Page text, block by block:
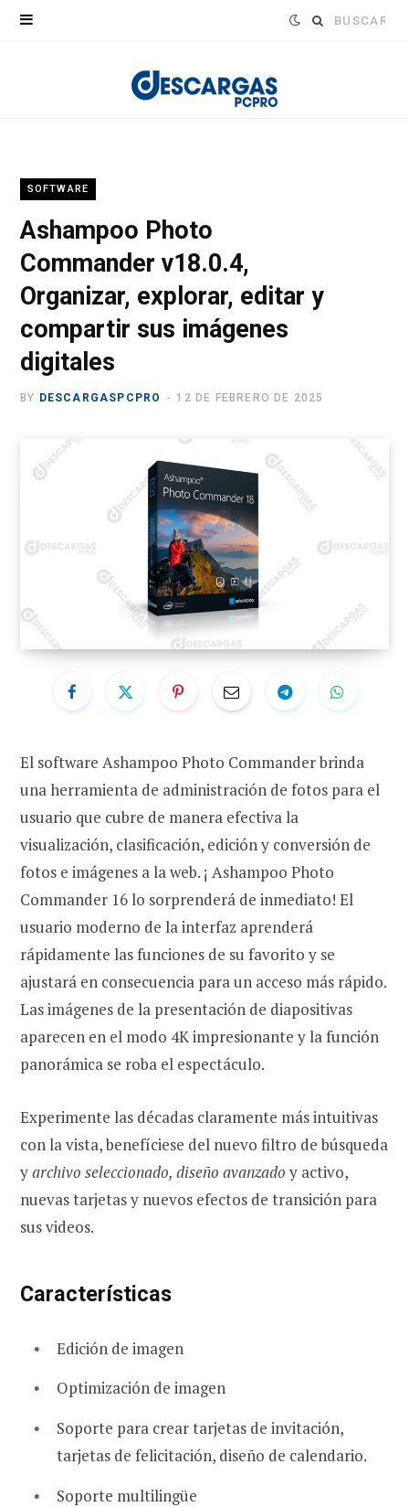
Buscar:
SOFTWARE
Ashampoo Photo
Commander v18.0.4,
Organizar, explorar, editar y
compartir sus imágenes
digitales
BY DESCARGASPCPRO 12 DE FEBRERO DE 2025
El software Ashampoo Photo Commander brinda
una herramienta de administración de fotos para el
usuario que cubre de manera efectiva la
visualización, clasificación, edición y conversión de
fotos e imágenes a la web. ¡ Ashampoo Photo
Commander 16 lo sorprenderá de inmediato! El
usuario moderno de la interfaz aprenderá
rápidamente las funciones de su favorito y se
ajustará en consecuencia para un acceso más rápido.
Las imágenes de la presentación de diapositivas
aparecen en el modo 4K impresionante y la función
panorámica se roba el espectáculo.
Experimente las décadas claramente más intuitivas
con la vista, benefíciese del nuevo filtro de búsqueda
yarchivo seleccionado, diseño avanzado y activo,
nuevas tarjetas y nuevos efectos de transición para
sus videos.
Características
Edición de imagen
Optimización de imagen
Soporte para crear tarjetas de invitación,
tarjetas de felicitación, diseño de calendario.
Soporte multilingüe